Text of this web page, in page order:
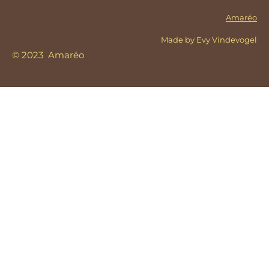
Amaréo
Made by Evy Vindevogel
© 2023 Amaréo